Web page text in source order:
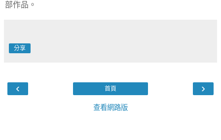
部作品。
分享
‹ ›
首頁
查看網路版